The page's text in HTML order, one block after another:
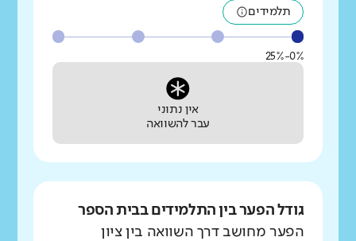
תלמידים
0%-25%
אין נתוני
עבר להשוואה
גודל הפער בין התלמידים בבית הספר
הפער מחושב דרך השוואה בין ציון